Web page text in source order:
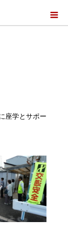
座学とサポー